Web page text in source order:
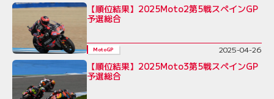
【順位結果】2025Moto2第5戦スペインGP
予選総合
MotoGP 2025-04-26
【順位結果】2025Moto3第5戦スペインGP
予選総合